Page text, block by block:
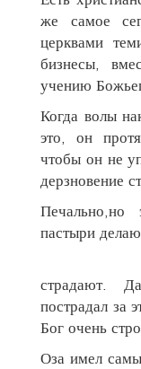
же самое
церквами
бизнесы,
учению
Когда волы
это, он
чтобы он не
дерзновение
пастыри
страдают.
пострадал за
Бог очень
Оза имел